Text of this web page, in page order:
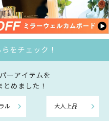
をチェック！
ーアイテムを
めました！
ル 大人上品